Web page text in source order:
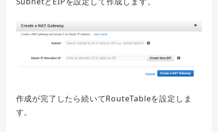
作成が完了したら続いてRouteTableを設定しま
す。